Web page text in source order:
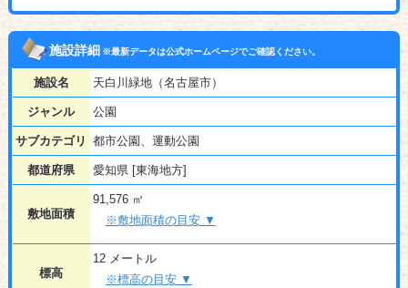
施設詳細※最新データは公式ホームページでご確認ください。
施設名 天白川緑地（名古屋市）
ジャンル 公園
サブカテゴリ 都市公園、運動公園
都道府県 愛知県 [東海地方]
敷地面積
91,576 ㎡
※敷地面積の目安 ▼
標高
12 メートル
※標高の目安 ▼